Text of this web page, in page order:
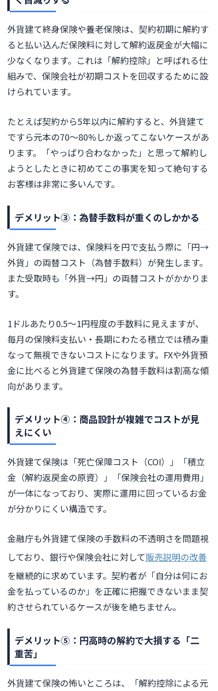
外貨建て終身保険や養老保険は、契約初期に解約す
ると払い込んだ保険料に対して解約返戻金が大幅に
少なくなります。これは「解約控除」と呼ばれる仕
組みで、保険会社が初期コストを回収するために設
けられています。
たとえば契約から5年以内に解約すると、外貨建て
ですら元本の70〜80%しか返ってこないケースがあ
ります。「やっぱり合わなかった」と思って解約し
ようとしたときに初めてこの事実を知って絶句する
お客様は非常に多いんです。
デメリット③：為替手数料が重くのしかかる
外貨建て保険では、保険料を円で支払う際に「円→
外貨」の両替コスト（為替手数料）が発生します。
また受取時も「外貨→円」の両替コストがかかりま
す。
1ドルあたり0.5〜1円程度の手数料に見えますが、
毎月の保険料支払い・長期にわたる積立では積み重
なって無視できないコストになります。FXや外貨預
金に比べると外貨建て保険の為替手数料は割高な傾
向があります。
デメリット④：商品設計が複雑でコストが見
えにくい
外貨建て保険は「死亡保障コスト（COI）」「積立
金（解約返戻金の原資）」「保険会社の運用費用」
が一体になっており、実際に運用に回っているお金
が分かりにくい構造です。
金融庁も外貨建て保険の手数料の不透明さを問題視
しており、銀行や保険会社に対して販売説明の改善
を継続的に求めています。契約者が「自分は何にお
金を払っているのか」を正確に把握できないまま契
約させられているケースが後を絶ちません。
デメリット⑤：円高時の解約で大損する「二
重苦」
外貨建て保険の怖いところは、「解約控除による元